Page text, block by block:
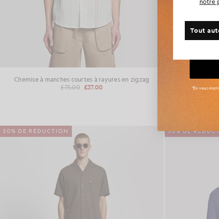
Chemise à manches courtes à rayures en zigzag
£75.00 £37.00
T-shirt à col
50% DE RÉDUCTION 50% DE
Tout
*En vous